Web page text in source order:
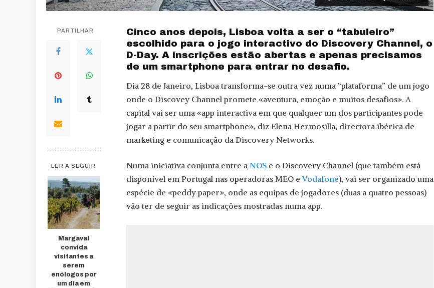
PARTILHAR
LER A SEGUIR
Margaval
convida
visitantes a
serem
enólogos por
um dia em
Cinco anos depois, Lisboa volta a ser o “tabuleiro”
escolhido para o jogo interactivo do Discovery Channel, o
D-Day. A inscrições estão abertas e apenas precisamos
de um smartphone para entrar no desafio.
Dia 28 de Janeiro, Lisboa transforma-se outra vez numa “plataforma” de um jogo
onde o Discovey Channel promete «aventura, emoção e muitos desafios». A
capital vai ser uma «app interactiva em que qualquer um dos participantes pode
jogar a partir do seu smartphone», diz Elena Hermosilla, directora ibérica de
marketing e comunicação da Discovery Networks.
Numa iniciativa conjunta entre a NOS e o Discovery Channel (que também está
disponível em Portugal nas operadoras MEO eVodafone), vai ser organizado uma
espécie de «peddy paper», onde as equipas de jogadores (duas a quatro pessoas)
vão ter de seguir as indicações mostradas numa app.